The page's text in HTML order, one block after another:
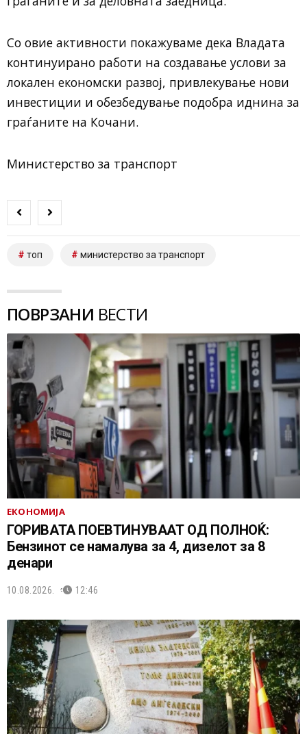
Со овие активности покажуваме дека Владата
континуирано работи на создавање услови за
локален економски развој, привлекување нови
инвестиции и обезбедување подобра иднина за
граѓаните на Кочани.
Министерство за транспорт
топ министерство за транспорт
ПОВРЗАНИ ВЕСТИ
ЕКОНОМИЈА
ГОРИВАТА ПОЕВТИНУВААТ ОД ПОЛНОЌ:
Бензинот се намалува за 4, дизелот за 8
денари
10.08.2026. 12:46